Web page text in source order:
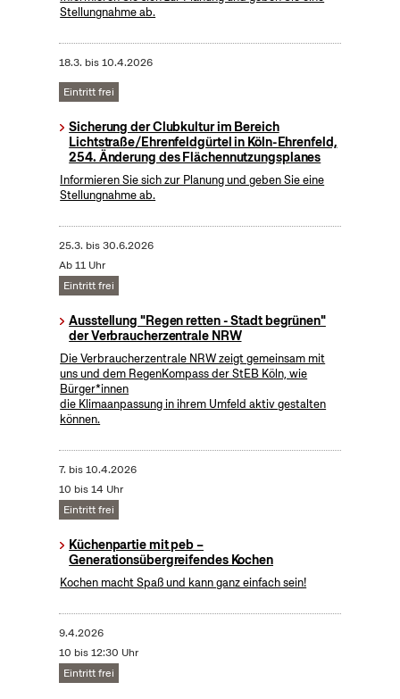
Stellungnahme ab.
18.3. bis10.4.2026
Eintritt frei
Sicherung der Clubkultur im Bereich
Lichtstraße/Ehrenfeldgürtel in Köln-Ehrenfeld,
254. Änderung des Flächennutzungsplanes
Informieren Sie sich zur Planung und geben Sie eine
Stellungnahme ab.
25.3. bis30.6.2026
Ab 11 Uhr
Eintritt frei
Ausstellung "Regen retten - Stadt begrünen"
der Verbraucherzentrale NRW
Die Verbraucherzentrale NRW zeigt gemeinsam mit
uns und dem RegenKompass der StEB Köln, wie
Bürger*innen
die Klimaanpassung in ihrem Umfeld aktiv gestalten
können.
7. bis10.4.2026
10 bis 14 Uhr
Eintritt frei
Küchenpartie mit peb –
Generationsübergreifendes Kochen
Kochen macht Spaß und kann ganz einfach sein!
9.4.2026
10 bis 12:30 Uhr
Eintritt frei